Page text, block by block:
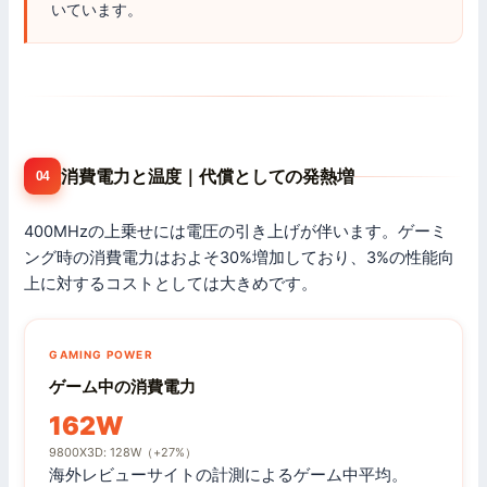
いています。
04 消費電力と温度｜代償としての発熱増
400MHzの上乗せには電圧の引き上げが伴います。ゲーミ
ング時の消費電力はおよそ30%増加しており、3%の性能向
上に対するコストとしては大きめです。
GAMING POWER
ゲーム中の消費電力
162W
9800X3D: 128W（+27%）
海外レビューサイトの計測によるゲーム中平均。